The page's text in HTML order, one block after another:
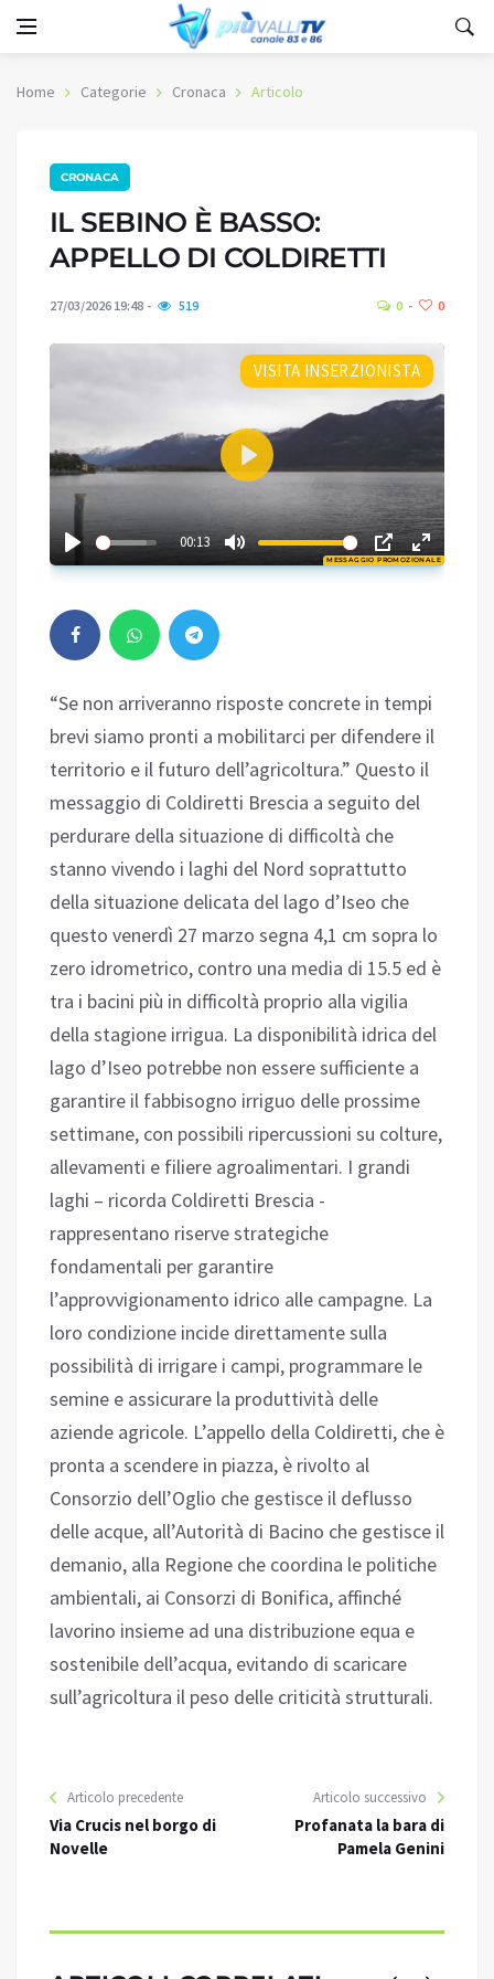
Home Categorie Cronaca Articolo
CRONACA
IL SEBINO È BASSO:
APPELLO DI COLDIRETTI
27/03/2026 19:48 519 0 0
MESSAGGIO PROMOZIONALE
VISITA INSERZIONISTA
00:13
Play
01:58
“Se non arriveranno risposte concrete in tempi
brevi siamo pronti a mobilitarci per difendere il
territorio e il futuro dell’agricoltura.” Questo il
messaggio di Coldiretti Brescia a seguito del
perdurare della situazione di difficoltà che
stanno vivendo i laghi del Nord soprattutto
della situazione delicata del lago d’Iseo che
questo venerdì 27 marzo segna 4,1 cm sopra lo
zero idrometrico, contro una media di 15.5 ed è
tra i bacini più in difficoltà proprio alla vigilia
della stagione irrigua. La disponibilità idrica del
lago d’Iseo potrebbe non essere sufficiente a
garantire il fabbisogno irriguo delle prossime
settimane, con possibili ripercussioni su colture,
allevamenti e filiere agroalimentari. I grandi
laghi – ricorda Coldiretti Brescia -
rappresentano riserve strategiche
fondamentali per garantire
l’approvvigionamento idrico alle campagne. La
loro condizione incide direttamente sulla
possibilità di irrigare i campi, programmare le
semine e assicurare la produttività delle
aziende agricole. L’appello della Coldiretti, che è
pronta a scendere in piazza, è rivolto al
Consorzio dell’Oglio che gestisce il deflusso
delle acque, all’Autorità di Bacino che gestisce il
demanio, alla Regione che coordina le politiche
ambientali, ai Consorzi di Bonifica, affinché
lavorino insieme ad una distribuzione equa e
sostenibile dell’acqua, evitando di scaricare
sull’agricoltura il peso delle criticità strutturali.
Articolo precedente
Via Crucis nel borgo di
Novelle
Articolo successivo
Profanata la bara di
Pamela Genini